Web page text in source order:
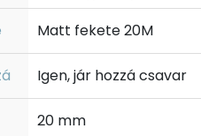
Matt fekete 20M
Igen, jár hozzá csavar
20 mm